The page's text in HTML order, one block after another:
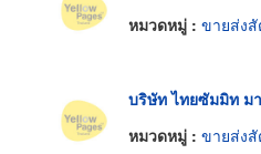
หมวดหมู่ : ขายส่ง
บริษัท ไทยซัมมิท ม
หมวดหมู่ : ขายส่ง